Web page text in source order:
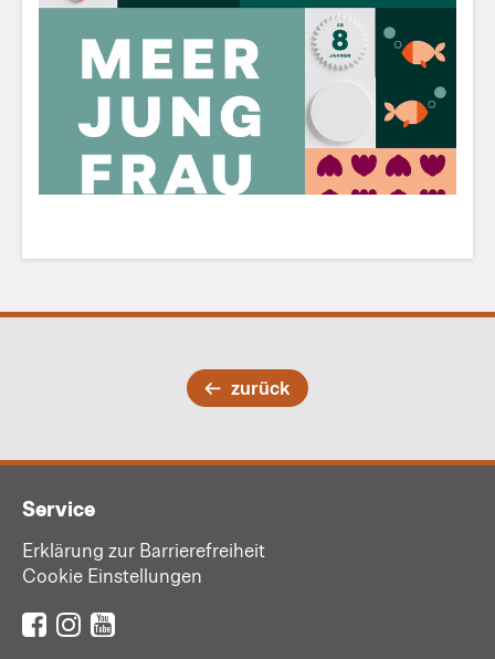
zurück
Service
Erklärung zur Barrierefreiheit
Cookie Einstellungen